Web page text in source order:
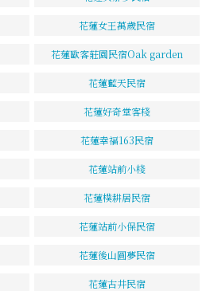
花蓮女王萬歲民宿
花蓮歐客莊園民宿Oak garden
花蓮藍天民宿
花蓮好奇堂客棧
花蓮幸福163民宿
花蓮站前小棧
花蓮樸耕居民宿
花蓮站前小保民宿
花蓮後山圓夢民宿
花蓮古井民宿